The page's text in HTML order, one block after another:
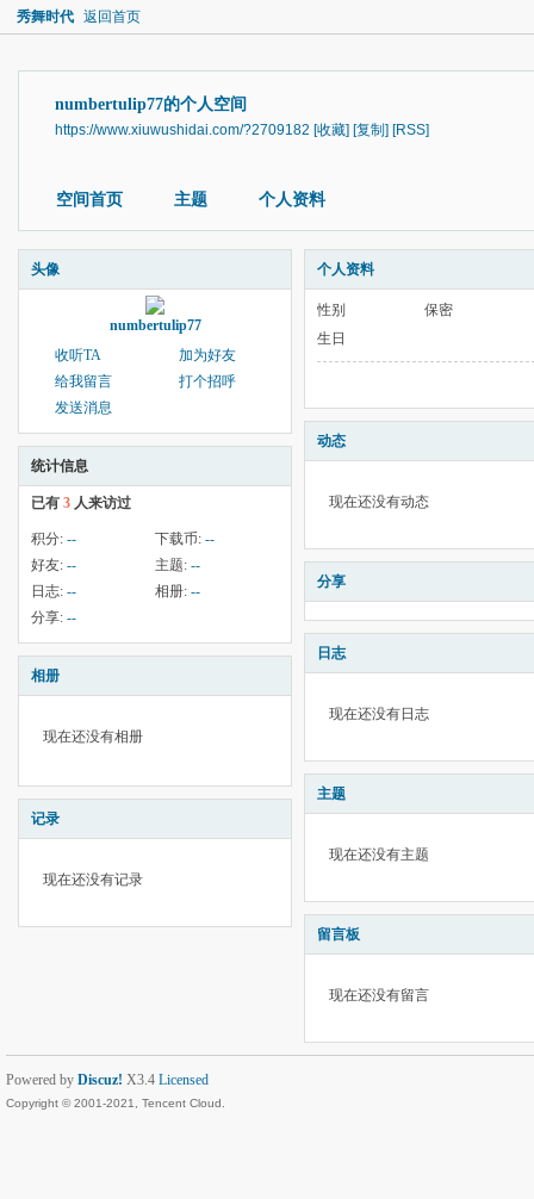
秀舞时代 返回首页
numbertulip77的个人空间
https://www.xiuwushidai.com/?2709182 [收藏] [复制] [RSS]
空间首页 主题 个人资料
头像
numbertulip77
收听TA
加为好友
给我留言
打个招呼
发送消息
统计信息
已有 3 人来访过
积分: -- 下载币: --
好友: -- 主题: --
日志: -- 相册: --
分享: --
相册
现在还没有相册
记录
现在还没有记录
个人资料
性别
保密
生日
动态
现在还没有动态
分享
日志
现在还没有日志
主题
现在还没有主题
留言板
现在还没有留言
Powered by Discuz! X3.4 Licensed
Copyright © 2001-2021, Tencent Cloud.